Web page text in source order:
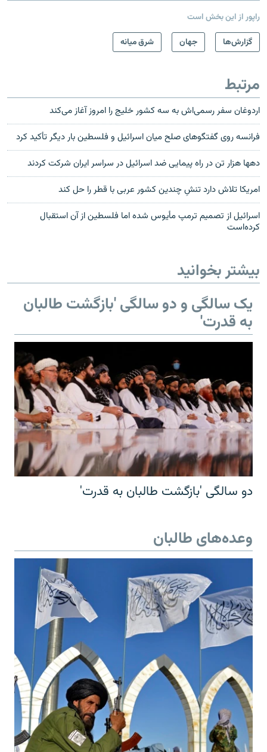
راپور از این بخش است
گزارش‌ها
جهان شرق میانه
مرتبط
اردوغان سفر رسمی‌اش به سه کشور خلیج را امروز آغاز می‌کند
فرانسه روی گفتگوهای صلح میان اسرائیل و فلسطین بار دیگر تأکید کرد
ده‎ها هزار تن در راه پیمایی ضد اسرائیل در سراسر ایران شرکت کردند
امریکا تلاش دارد تنشِ چندین کشور عربی با قطر را حل کند
اسرائیل از تصمیم ترمپ مأیوس شده اما فلسطین از آن استقبال
کرده‌است
بیشتر بخوانید
یک سالگی و دو سالگی 'بازگشت طالبان
به قدرت'
دو سالگی 'بازگشت طالبان به قدرت'
وعده‌های طالبان